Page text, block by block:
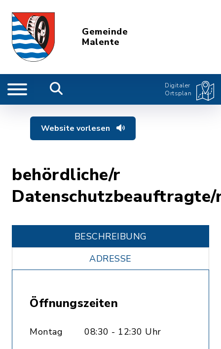
Gemeinde
Malente
Digitaler
Ortsplan
Website vorlesen
behördliche/r
Datenschutzbeauftragte/
BESCHREIBUNG
ADRESSE
Öffnungszeiten
Montag 08:30 - 12:30 Uhr